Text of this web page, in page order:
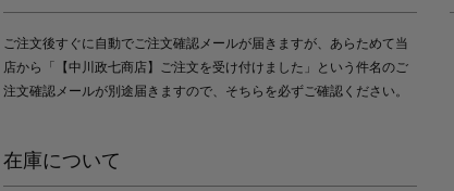
ご注文後すぐに自動でご注文確認メールが届きますが、あらためて当
店から「【中川政七商店】ご注文を受け付けました」という件名のご
注文確認メールが別途届きますので、そちらを必ずご確認ください。
在庫について